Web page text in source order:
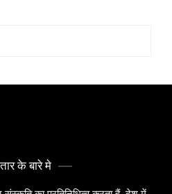
के बारे मे